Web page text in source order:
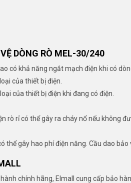
DÒNG RÒ MEL-30/240
có khả năng ngắt mạch điện khi có
của thiết bị điện.
của thiết bị điện khi đang có điện.
rò rỉ có thể gây ra cháy nổ nếu không
thể gây hao phí điện năng. Cầu dao
chính hãng, Elmall cung cấp bảo